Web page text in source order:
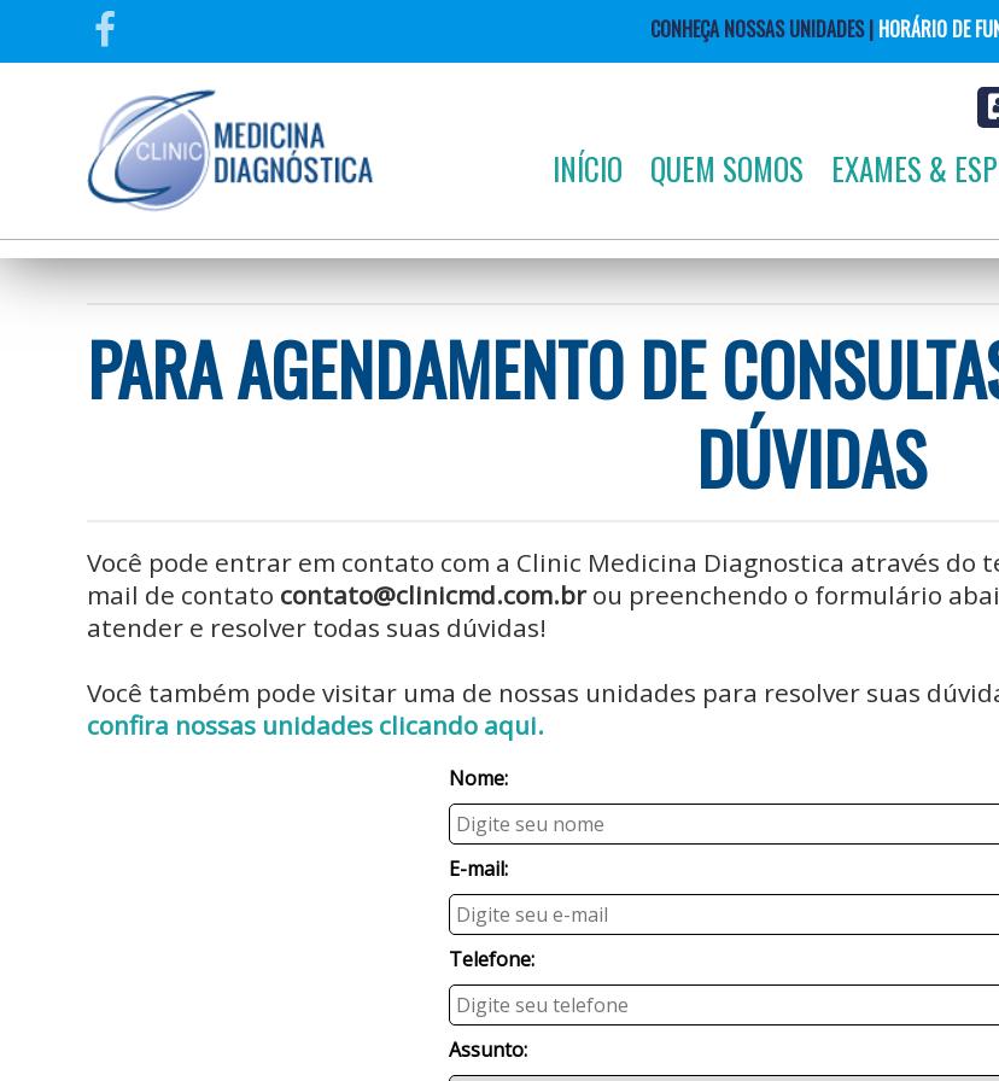
CONHEÇA NOSSAS UNIDADES | HORÁRIO DE
INÍCIO QUEM SOMOS EXAMES &
PARA AGENDAMENTO DE
DÚVIDAS
Você pode entrar em contato com a Clinic Medicina Diagnostica através do
mail de contato contato@clinicmd.com.brou preenchendo o formulário
atender e resolver todas suas dúvidas!
Você também pode visitar uma de nossas unidades para resolver suas
confira nossas unidades clicando aqui.
Nome:
E-mail:
Telefone:
Assunto: